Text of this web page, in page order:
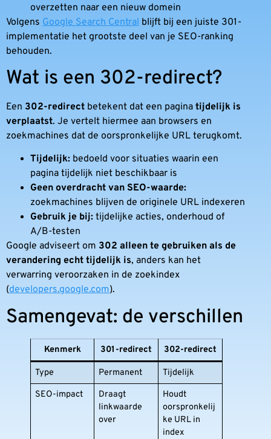
overzetten naar een nieuw domein
Volgens Google Search Central blijft bij een juiste 301-
implementatie het grootste deel van je SEO-ranking
behouden.
Wat is een 302-redirect?
Een 302-redirect betekent dat een pagina tijdelijk is
verplaatst. Je vertelt hiermee aan browsers en
zoekmachines dat de oorspronkelijke URL terugkomt.
Tijdelijk: bedoeld voor situaties waarin een
pagina tijdelijk niet beschikbaar is
Geen overdracht van SEO-waarde:
zoekmachines blijven de originele URL indexeren
Gebruik je bij: tijdelijke acties, onderhoud of
A/B-testen
Google adviseert om 302 alleen te gebruiken als de
verandering echt tijdelijk is, anders kan het
verwarring veroorzaken in de zoekindex
(developers.google.com).
Samengevat: de verschillen
Kenmerk 301-redirect
302-redirect
Type
Permanent
Tijdelijk
SEO-impact
Draagt
linkwaarde
over
Houdt
oorspronkelij
ke URL in
index